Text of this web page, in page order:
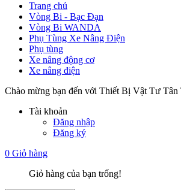
Trang chủ
Vòng Bi - Bạc Đạn
Vòng Bi WANDA
Phụ Tùng Xe Nâng Điện
Phụ tùng
Xe nâng động cơ
Xe nâng điện
Chào mừng bạn đến với Thiết Bị Vật Tư Tân
Tài khoản
Đăng nhập
Đăng ký
0 Giỏ hàng
Giỏ hàng của bạn trống!